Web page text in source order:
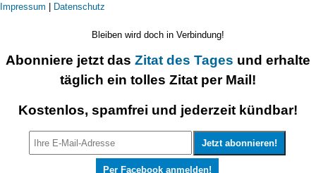
Impressum Datenschutz
Bleiben wird doch in Verbindung!
Abonniere jetzt das Zitat des Tages und erhalte
täglich ein tolles Zitat per Mail!
Kostenlos, spamfrei und jederzeit kündbar!
Per Facebook anmelden!